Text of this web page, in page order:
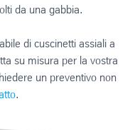
da una gabbia.
di cuscinetti assiali a
su misura per la vostra
un preventivo non
.